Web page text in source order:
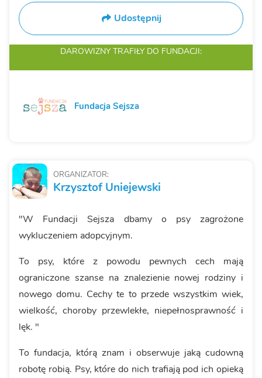
ORGANIZATOR:
Krzysztof Uniejewski
"W Fundacji Sejsza dbamy o psy zagrożone
wykluczeniem adopcyjnym.
To psy, które z powodu pewnych cech mają
ograniczone szanse na znalezienie nowej rodziny i
nowego domu. Cechy te to przede wszystkim wiek,
wielkość, choroby przewlekłe, niepełnosprawność i
lęk. "
To fundacja, którą znam i obserwuje jaką cudowną
robotę robią. Psy, które do nich trafiają pod ich opieką
Udostępnij
DAROWIZNY TRAFIŁY DO FUNDACJI:
Fundacja Sejsza